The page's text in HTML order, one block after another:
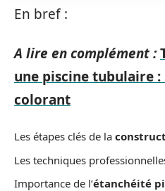
En bref :
A lire en complément :
une piscine tubulaire
colorant
Les étapes clés de la
Les techniques
Importance de l’étanchéité